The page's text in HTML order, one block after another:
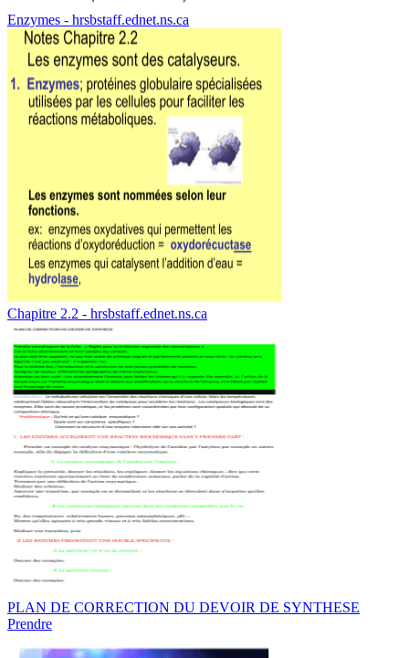
Enzymes - hrsbstaff.ednet.ns.ca
Chapitre 2.2 - hrsbstaff.ednet.ns.ca
PLAN DE CORRECTION DU DEVOIR DE SYNTHESE
Prendre